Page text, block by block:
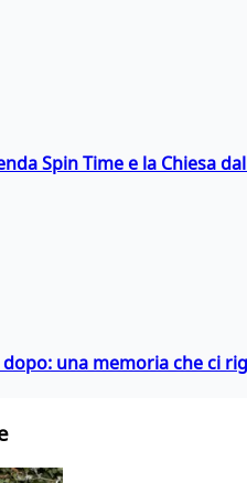
Spin Time e la Chiesa
una memoria che ci